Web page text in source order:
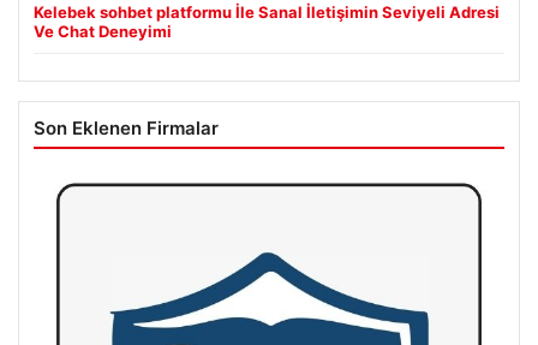
Kelebek sohbet platformu İle Sanal İletişimin Seviyeli Adresi
Ve Chat Deneyimi
Son Eklenen Firmalar